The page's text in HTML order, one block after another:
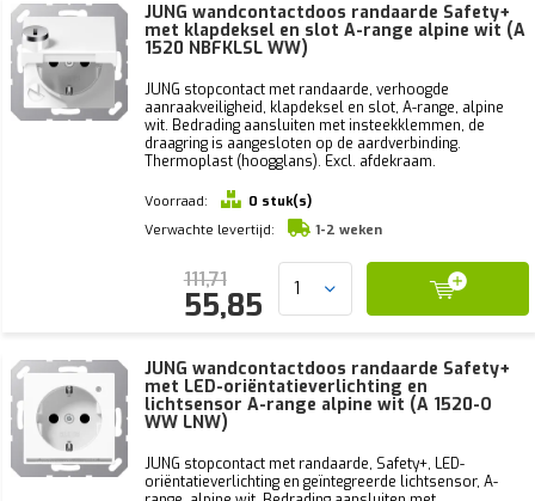
JUNG wandcontactdoos randaarde Safety+
met klapdeksel en slot A-range alpine wit (A
1520 NBFKLSL WW)
JUNG stopcontact met randaarde, verhoogde
aanraakveiligheid, klapdeksel en slot, A-range, alpine
wit. Bedrading aansluiten met insteekklemmen, de
draagring is aangesloten op de aardverbinding.
Thermoplast (hoogglans). Excl. afdekraam.
Voorraad:
0 stuk(s)
Verwachte levertijd:
1-2 weken
111,71
55,85
JUNG wandcontactdoos randaarde Safety+
met LED-oriëntatieverlichting en
lichtsensor A-range alpine wit (A 1520-O
WW LNW)
JUNG stopcontact met randaarde, Safety+, LED-
oriëntatieverlichting en geïntegreerde lichtsensor, A-